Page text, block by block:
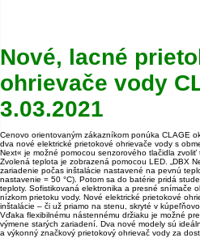
Nové, lacné
ohrievače vody
3.03.2021
Cenovo orientovaným zákazníkom ponúka CLAGE
dva nové elektrické prietokové ohrievače vody s
Next« je možné pomocou senzorového tlačidla zvoliť
Zvolená teplota je zobrazená pomocou LED. „DBX
zariadenie počas inštalácie nastavené na pevnú
nastavenie = 50 °C). Potom sa do batérie pridá
teploty. Sofistikovaná elektronika a presné snímače
nízkom prietoku vody. Nové elektrické prietokové
inštalácie – či už priamo na stenu, skryté v
Vďaka flexibilnému nástennému držiaku je možné
výmene starých zariadení. Dva nové modely sú
a výkonný značkový prietokový ohrievač vody za